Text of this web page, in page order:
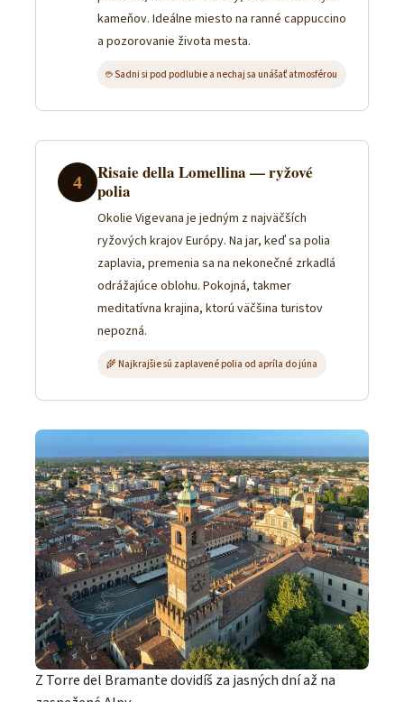
kameňov. Ideálne miesto na ranné cappuccino
a pozorovanie života mesta.
☕ Sadni si pod podlubie a nechaj sa unášať atmosférou
4
Risaie della Lomellina — ryžové
polia
Okolie Vigevana je jedným z najväčších
ryžových krajov Európy. Na jar, keď sa polia
zaplavia, premenia sa na nekonečné zrkadlá
odrážajúce oblohu. Pokojná, takmer
meditatívna krajina, ktorú väčšina turistov
nepozná.
🌾 Najkrajšie sú zaplavené polia od apríla do júna
Z Torre del Bramante dovidíš za jasných dní až na